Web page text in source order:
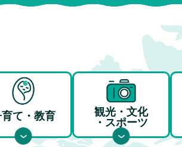
て・教育
観光・文化
・スポーツ